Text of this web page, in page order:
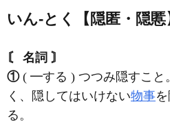
いん‐とく【隠匿・隠慝
〘 名詞 〙
①( ━する ) つつみ隠すこと
く、隠してはいけない物事
る。